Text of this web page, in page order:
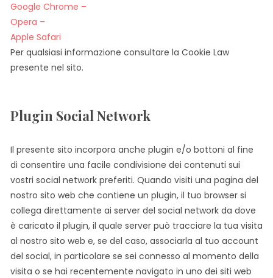
Google Chrome –
Opera –
Apple Safari
Per qualsiasi informazione consultare la Cookie Law
presente nel sito.
Plugin Social Network
Il presente sito incorpora anche plugin e/o bottoni al fine
di consentire una facile condivisione dei contenuti sui
vostri social network preferiti. Quando visiti una pagina del
nostro sito web che contiene un plugin, il tuo browser si
collega direttamente ai server del social network da dove
è caricato il plugin, il quale server può tracciare la tua visita
al nostro sito web e, se del caso, associarla al tuo account
del social, in particolare se sei connesso al momento della
visita o se hai recentemente navigato in uno dei siti web